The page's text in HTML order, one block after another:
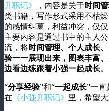
升职记》
，内容是关于时间
类书籍，写作形式采用不枯
的感情纠葛，利益冲突，仅
主要内容是通过书中的主人公
流，将时间管理、个人成长
验一一展现出来，图表丰富
边看边练跟着小强一起成长。
“分享经验”和“一起成长”一
在 《小强升职记》 里，希望